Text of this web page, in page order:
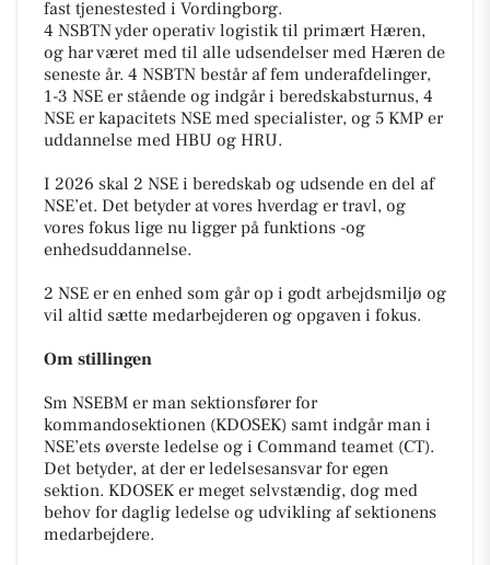
fast tjenestested i Vordingborg.
4 NSBTN yder operativ logistik til primært Hæren,
og har været med til alle udsendelser med Hæren de
seneste år. 4 NSBTN består af fem underafdelinger,
1-3 NSE er stående og indgår i beredskabsturnus, 4
NSE er kapacitets NSE med specialister, og 5 KMP er
uddannelse med HBU og HRU.
I 2026 skal 2 NSE i beredskab og udsende en del af
NSE’et. Det betyder at vores hverdag er travl, og
vores fokus lige nu ligger på funktions -og
enhedsuddannelse.
2 NSE er en enhed som går op i godt arbejdsmiljø og
vil altid sætte medarbejderen og opgaven i fokus.
Om stillingen
Sm NSEBM er man sektionsfører for
kommandosektionen (KDOSEK) samt indgår man i
NSE’ets øverste ledelse og i Command teamet (CT).
Det betyder, at der er ledelsesansvar for egen
sektion. KDOSEK er meget selvstændig, dog med
behov for daglig ledelse og udvikling af sektionens
medarbejdere.